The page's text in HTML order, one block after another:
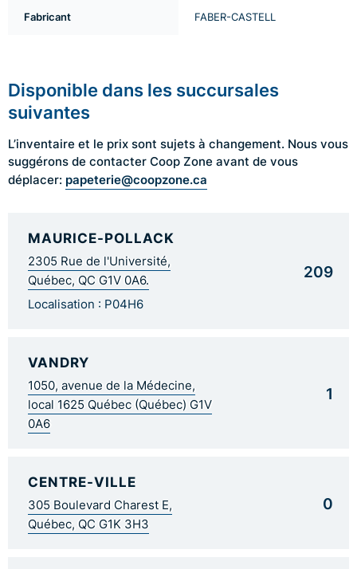
Fabricant FABER-CASTELL
Disponible dans les succursales
suivantes
L’inventaire et le prix sont sujets à changement. Nous vous
suggérons de contacter Coop Zone avant de vous
déplacer: papeterie@coopzone.ca
MAURICE-POLLACK
2305 Rue de l'Université,
Québec, QC G1V 0A6.
Localisation : P04H6
209
VANDRY
1050, avenue de la Médecine,
local 1625 Québec (Québec) G1V
0A6
1
CENTRE-VILLE
305 Boulevard Charest E,
Québec, QC G1K 3H3
0